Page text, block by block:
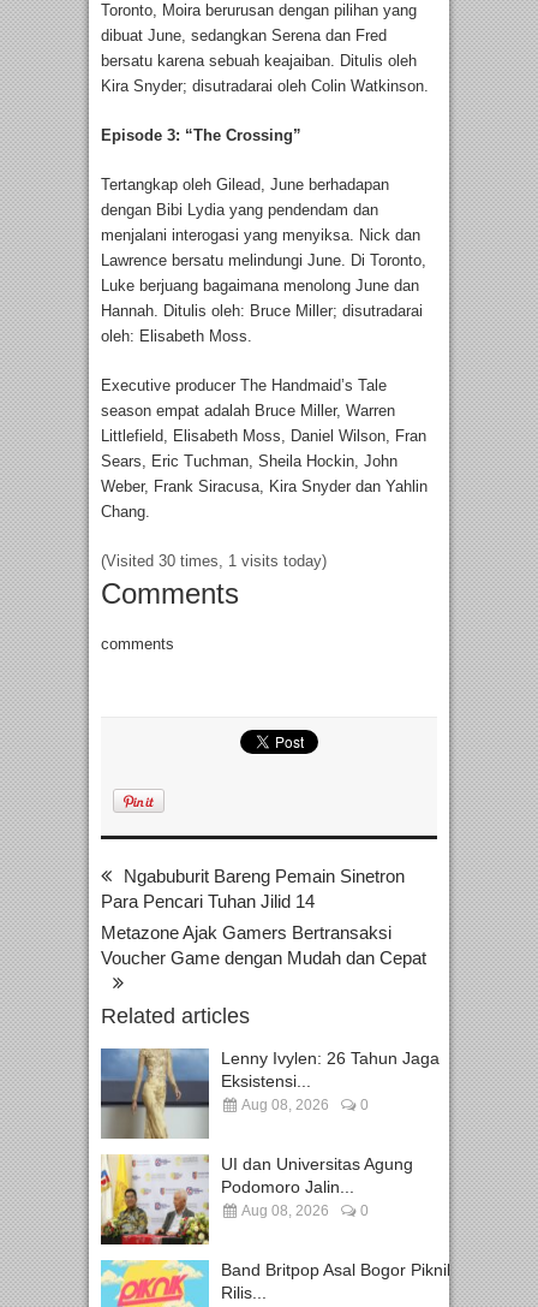
Toronto, Moira berurusan dengan pilihan yang
dibuat June, sedangkan Serena dan Fred
bersatu karena sebuah keajaiban. Ditulis oleh
Kira Snyder; disutradarai oleh Colin Watkinson.
Episode 3: “The Crossing”
Tertangkap oleh Gilead, June berhadapan
dengan Bibi Lydia yang pendendam dan
menjalani interogasi yang menyiksa. Nick dan
Lawrence bersatu melindungi June. Di Toronto,
Luke berjuang bagaimana menolong June dan
Hannah. Ditulis oleh: Bruce Miller; disutradarai
oleh: Elisabeth Moss.
Executive producer The Handmaid’s Tale
season empat adalah Bruce Miller, Warren
Littlefield, Elisabeth Moss, Daniel Wilson, Fran
Sears, Eric Tuchman, Sheila Hockin, John
Weber, Frank Siracusa, Kira Snyder dan Yahlin
Chang.
(Visited 30 times, 1 visits today)
Comments
comments
Ngabuburit Bareng Pemain Sinetron
Para Pencari Tuhan Jilid 14
Metazone Ajak Gamers Bertransaksi
Voucher Game dengan Mudah dan Cepat
Related articles
Lenny Ivylen: 26 Tahun Jaga
Eksistensi...
Aug 08, 2026 0
UI dan Universitas Agung
Podomoro Jalin...
Aug 08, 2026 0
Band Britpop Asal Bogor Piknik
Rilis...